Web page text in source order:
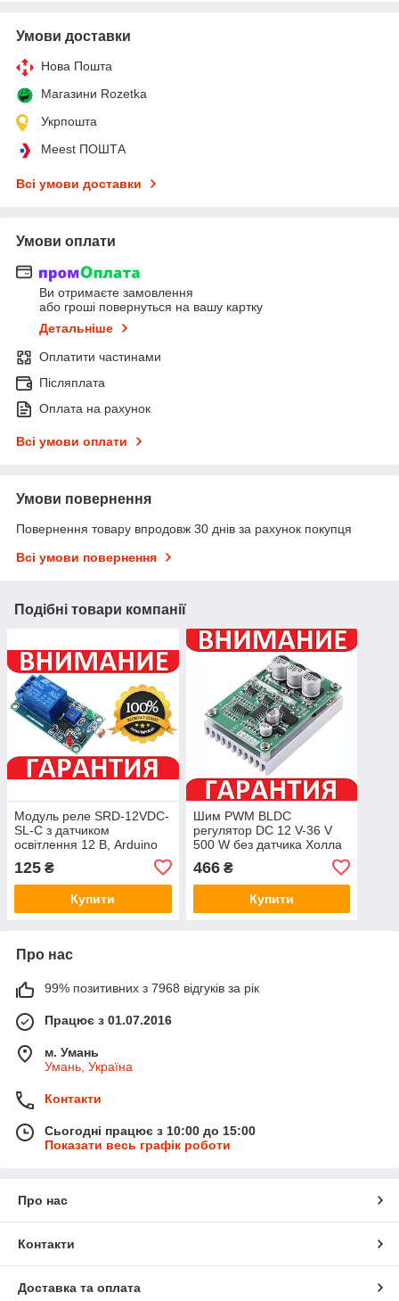
Умови доставки
Нова Пошта
Магазини Rozetka
Укрпошта
Meest ПОШТА
Всі умови доставки
Умови оплати
Ви отримаєте замовлення
або гроші повернуться на вашу картку
Детальніше
Оплатити частинами
Післяплата
Оплата на рахунок
Всі умови оплати
Умови повернення
Повернення товару впродовж 30 днів за рахунок покупця
Всі умови повернення
Подібні товари компанії
Модуль реле SRD-12VDC-
SL-C з датчиком
освітлення 12 В, Arduino
125 ₴
Купити
Шим PWM BLDC
регулятор DC 12 V-36 V
500 W без датчика Холла
466₴
Купити
Про нас
99% позитивних з 7968 відгуків за рік
Працює з 01.07.2016
м. Умань
Умань, Україна
Контакти
Сьогодні працює з 10:00 до 15:00
Показати весь графік роботи
Про нас
Контакти
Доставка та оплата